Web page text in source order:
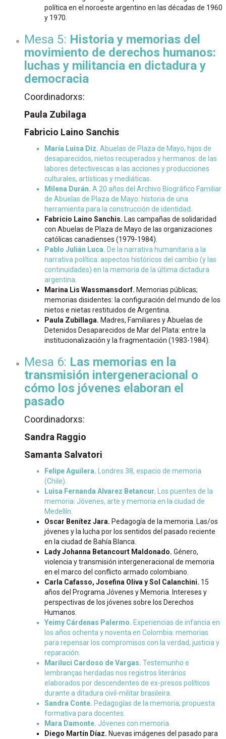
política en el noroeste argentino en las décadas de 1960
y 1970.
Mesa 5: Historia y memorias del
movimiento de derechos humanos:
luchas y militancia en dictadura y
democracia
Coordinadorxs:
Paula Zubilaga
Fabricio Laino Sanchis
María Luisa Diz. Abuelas de Plaza de Mayo, hijos de
desaparecidos, nietos recuperados y hermanos: de las
labores detectivescas a las acciones y producciones
culturales, artísticas y mediáticas.
Milena Durán. A 20 años del Archivo Biográfico Familiar
de Abuelas de Plaza de Mayo: historia de una
herramienta para la construcción de identidad.
Fabricio Laino Sanchis. Las campañas de solidaridad
con Abuelas de Plaza de Mayo de las organizaciones
católicas canadienses (1979-1984).
Pablo Julián Luca. De la narrativa humanitaria a la
narrativa política: aspectos históricos del cambio (y las
continuidades) en la memoria de la última dictadura
argentina.
Marina Lis Wassmansdorf. Memorias públicas;
memorias disidentes: la configuración del mundo de los
nietos e nietas restituidos de Argentina.
Paula Zubillaga. Madres, Familiares y Abuelas de
Detenidos Desaparecidos de Mar del Plata: entre la
institucionalización y la fragmentación (1983-1984).
Mesa 6: Las memorias en la
transmisión intergeneracional o
cómo los jóvenes elaboran el
pasado
Coordinadorxs:
Sandra Raggio
Samanta Salvatori
Felipe Aguilera. Londres 38, espacio de memoria
(Chile).
Luisa Fernanda Alvarez Betancur. Los puentes de la
memoria: Jóvenes, arte y memoria en la ciudad de
Medellín.
Oscar Benítez Jara. Pedagogía de la memoria. Las/os
jóvenes y la lucha por los sentidos del pasado reciente
en la ciudad de Bahía Blanca.
Lady Johanna Betancourt Maldonado. Género,
violencia y transmisión intergeneracional de memoria
en el marco del conflicto armado colombiano.
Carla Cafasso, Josefina Oliva y Sol Calanchini. 15
años del Programa Jóvenes y Memoria. Intereses y
perspectivas de los jóvenes sobre los Derechos
Humanos.
Yeimy Cárdenas Palermo. Experiencias de infancia en
los años ochenta y noventa en Colombia: memorias
para repensar los compromisos con la verdad, justicia y
reparación.
Mariluci Cardoso de Vargas. Testemunho e
lembranças herdadas nos registros literários
elaborados por descendentes de ex-presos políticos
durante a ditadura civil-militar brasileira.
Sandra Conte. Pedagogías de la memoria; propuesta
formativa para docentes.
Mara Damonte. Jóvenes con memoria.
Diego Martín Díaz. Nuevas imágenes del pasado para